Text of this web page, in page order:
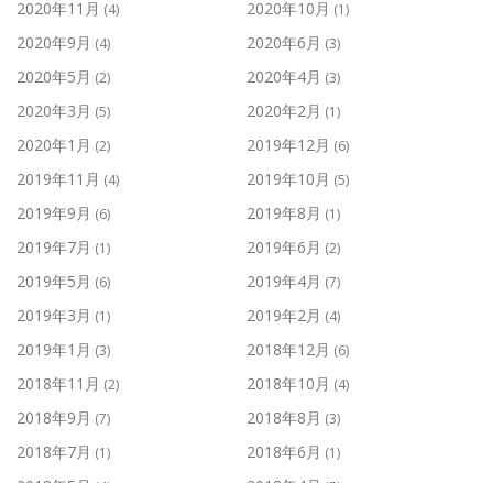
2020年11月 (4) 2020年10月 (1)
2020年9月 (4) 2020年6月 (3)
2020年5月 (2) 2020年4月 (3)
2020年3月 (5) 2020年2月 (1)
2020年1月 (2) 2019年12月 (6)
2019年11月 (4) 2019年10月 (5)
2019年9月 (6) 2019年8月 (1)
2019年7月 (1) 2019年6月 (2)
2019年5月 (6) 2019年4月 (7)
2019年3月 (1) 2019年2月 (4)
2019年1月 (3) 2018年12月 (6)
2018年11月 (2) 2018年10月 (4)
2018年9月 (7) 2018年8月 (3)
2018年7月 (1) 2018年6月 (1)